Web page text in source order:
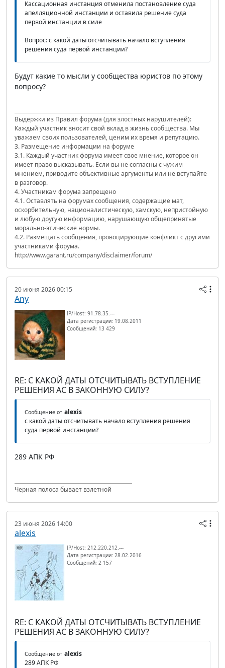
Кассационная инстанция отменила постановление суда
апелляционной инстанции и оставила решение суда
первой инстанции в силе
Вопрос: с какой даты отсчитывать начало вступления
решения суда первой инстанции?
Будут какие то мысли у сообщества юристов по этому
вопросу?
Выдержки из Правил форума (для злостных нарушителей):
Каждый участник вносит свой вклад в жизнь сообщества. Мы
уважаем своих пользователей, ценим их время и репутацию.
3. Размещение информации на форуме
3.1. Каждый участник форума имеет свое мнение, которое он
имеет право высказывать. Если вы не согласны с чужим
мнением, приводите объективные аргументы или не вступайте
в разговор.
4. Участникам форума запрещено
4.1. Оставлять на форумах сообщения, содержащие мат,
оскорбительную, националистическую, хамскую, непристойную
и любую другую информацию, нарушающую общепринятые
морально-этические нормы.
4.2. Размещать сообщения, провоцирующие конфликт с другими
участниками форума.
http://www.garant.ru/company/disclaimer/forum/
20 июня 2026 00:15
Any
IP/Host: 91.78.35.---
Дата регистрации: 19.08.2011
Сообщений: 13 429
RE: С КАКОЙ ДАТЫ ОТСЧИТЫВАТЬ ВСТУПЛЕНИЕ
РЕШЕНИЯ АС В ЗАКОННУЮ СИЛУ?
Сообщение от alexis
с какой даты отсчитывать начало вступления решения
суда первой инстанции?
289 АПК РФ
Черная полоса бывает взлетной
23 июня 2026 14:00
alexis
IP/Host: 212.220.212.---
Дата регистрации: 28.02.2016
Сообщений: 2 157
RE: С КАКОЙ ДАТЫ ОТСЧИТЫВАТЬ ВСТУПЛЕНИЕ
РЕШЕНИЯ АС В ЗАКОННУЮ СИЛУ?
Сообщение от alexis
289 АПК РФ